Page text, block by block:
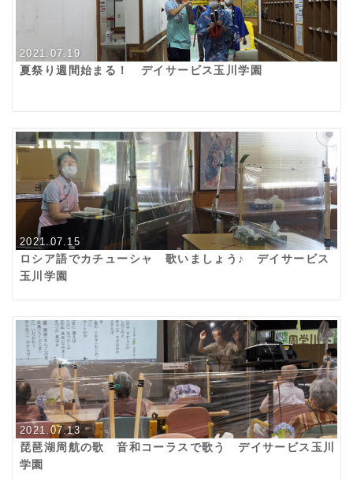
2021.07.19
夏祭り週間始まる！ デイサービス玉川学園
2021.07.15
ロシア語でカチューシャ 歌いましょう♪ デイサービス
玉川学園
2021.07.13
琵琶湖周航の歌 音和コーラスで歌う デイサービス玉川
学園